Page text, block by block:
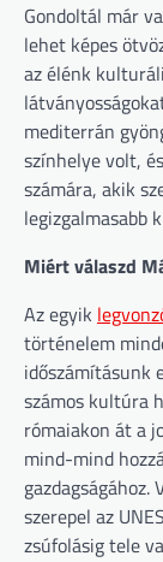
Gondoltál már
lehet képes
az élénk
mediterrán
színhelye volt,
számára, akik
legizgalmasabb
Miért válaszd
Az egyik
történelem
időszámításunk
számos kultúra
rómaiakon át a
mind-mind
szerepel az
zsúfolásig tele